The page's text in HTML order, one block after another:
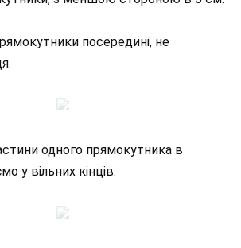
посередині, не
одного прямокутника в
у вільних кінців.